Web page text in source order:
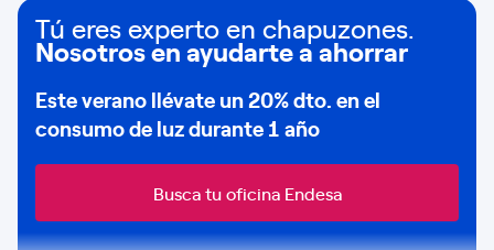
Tú eres experto en chapuzones.
Nosotros en ayudarte a ahorrar
Este verano llévate un20% dto. en el
consumo deluz durante 1 año
Busca tu oficina Endesa